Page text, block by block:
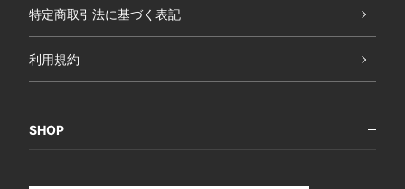
特定商取引法に基づく表記
利用規約
SHOP